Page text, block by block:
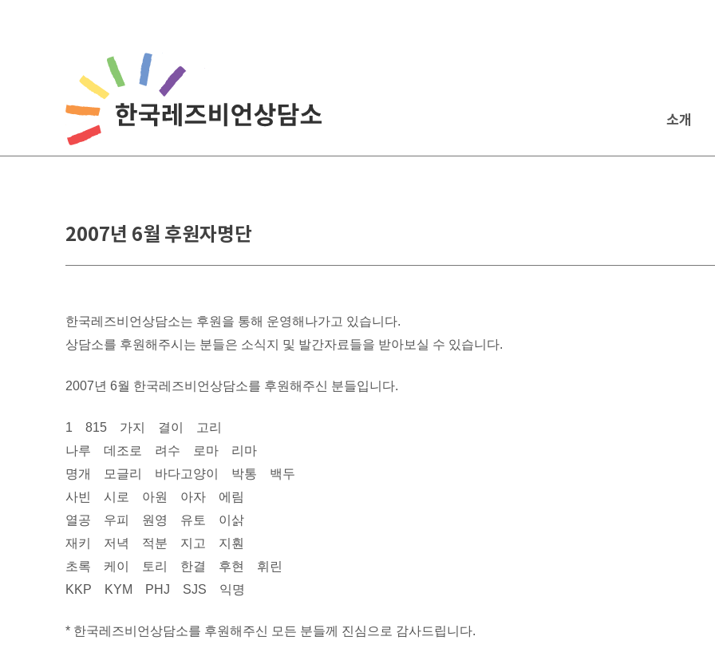
소개
2007년 6월 후원자명단
한국레즈비언상담소는 후원을 통해 운영해나가고 있습니다.
상담소를 후원해주시는 분들은 소식지 및 발간자료들을 받아보실 수 있습니다.
2007년 6월 한국레즈비언상담소를 후원해주신 분들입니다.
1 815 가지 결이 고리
나루 데조로 려수 로마 리마
명개 모글리 바다고양이 박통 백두
사빈 시로 아원 아자 에림
열공 우피 원영 유토 이삵
재키 저녁 적분 지고 지훤
초록 케이 토리 한결 후현 휘린
KKP KYM PHJ SJS 익명
* 한국레즈비언상담소를 후원해주신 모든 분들께 진심으로 감사드립니다.